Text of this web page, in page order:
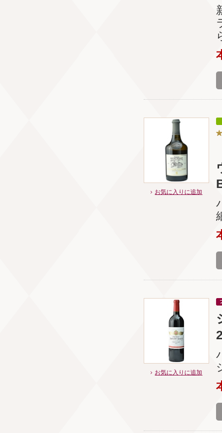
お気に入りに追加
お気に入りに追加